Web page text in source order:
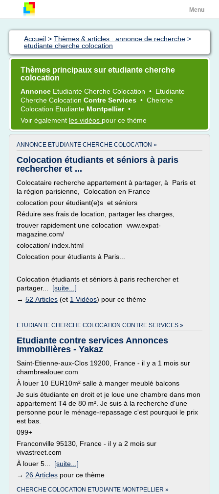
Menu
Accueil > Thèmes & articles : annonce de recherche >
etudiante cherche colocation
Thèmes principaux sur etudiante cherche
colocation
Annonce Etudiante Cherche Colocation • Etudiante
Cherche Colocation Contre Services • Cherche
Colocation Etudiante Montpellier •
Voir également les vidéos pour ce thème
ANNONCE ETUDIANTE CHERCHE COLOCATION »
Colocation étudiants et séniors à paris
rechercher et ...
Colocataire recherche appartement à partager, à Paris et
la région parisienne, Colocation en France
colocation pour étudiant(e)s et séniors
Réduire ses frais de location, partager les charges,
trouver rapidement une colocation vww.expat-
magazine.com/
colocation/ index.html
Colocation pour étudiants à Paris...
Colocation étudiants et séniors à paris rechercher et
partager... [suite...]
→ 52 Articles (et 1 Vidéos) pour ce thème
ETUDIANTE CHERCHE COLOCATION CONTRE SERVICES »
Etudiante contre services Annonces
immobilières - Yakaz
Saint-Etienne-aux-Clos 19200, France - il y a 1 mois sur
chambrealouer.com
À louer 10 EUR10m² salle à manger meublé balcons
Je suis étudiante en droit et je loue une chambre dans mon
appartement T4 de 80 m². Je suis à la recherche d'une
personne pour le ménage-repassage c'est pourquoi le prix
est bas.
099+
Franconville 95130, France - il y a 2 mois sur
vivastreet.com
À louer 5... [suite...]
→ 26 Articles pour ce thème
CHERCHE COLOCATION ETUDIANTE MONTPELLIER »